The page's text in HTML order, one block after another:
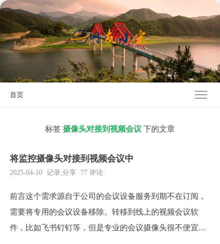
首页
标签 摄像头对接到视频会议 下的文章
将监控摄像头对接到视频会议中
2025-04-10 记录,分享 77 评论
前言这个需求源自于公司的会议设备服务到期不在订阅，
需要将专用的会议设备移除。转移到线上的视频会议软
件，比如飞书钉钉等，但是专业的会议摄像头很不便宜。